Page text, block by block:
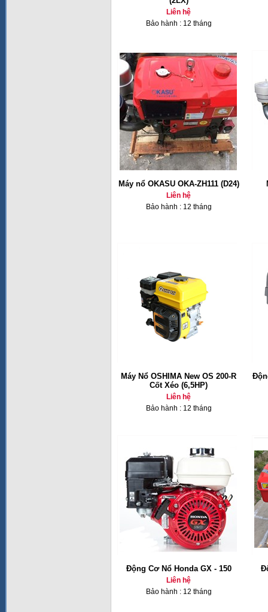
Liên hệ
Bảo hành : 12 tháng
Máy nổ OKASU OKA-ZH111 (D24)
Liên hệ
Bảo hành : 12 tháng
Máy Nổ OSHIMA New OS 200-R
Cốt Xéo (6,5HP)
Liên hệ
Bảo hành : 12 tháng
Động Cơ Nổ Honda GX - 150
Liên hệ
Bảo hành : 12 tháng